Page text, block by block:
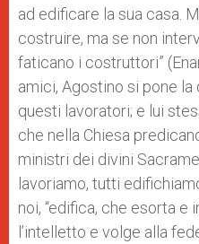
ad edificare la sua casa.
costruire, ma se non
faticano i costruttori”
amici, Agostino si pone la
questi lavoratori; e lui
che nella Chiesa
ministri dei divini
lavoriamo, tutti
noi, “edifica, che esorta e
l’intelletto e volge alla